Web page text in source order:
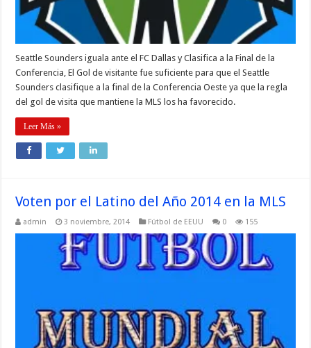
Seattle Sounders iguala ante el FC Dallas y Clasifica a la Final de la
Conferencia, El Gol de visitante fue suficiente para que el Seattle
Sounders clasifique a la final de la Conferencia Oeste ya que la regla
del gol de visita que mantiene la MLS los ha favorecido.
Leer Más »
Voten por el Latino del Año 2014 en la MLS
admin 3 noviembre, 2014 Fútbol de EEUU 0 155